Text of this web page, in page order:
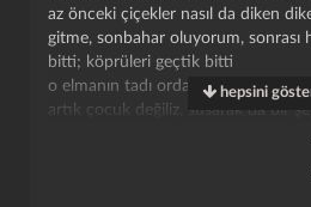
az önceki çiçekler nasıl da diken
gitme, sonbahar oluyorum, sonrası
bitti; köprüleri geçtik bitti
o elmanın tadı orda, o kuş çoktan
artık çocuk değiliz, susarak da bir
günler devlet alacağı, yıllar bir
kavaklara oklu yürek çizip duran o
hepsini